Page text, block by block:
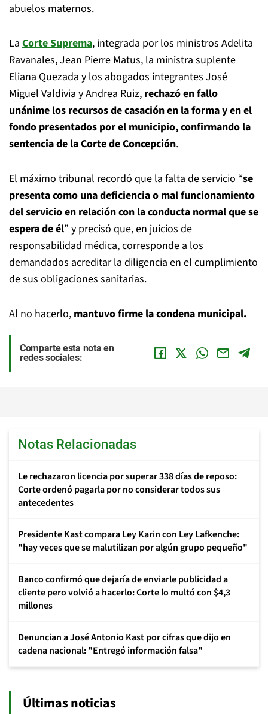
abuelos maternos.
La Corte Suprema, integrada por los ministros Adelita
Ravanales, Jean Pierre Matus, la ministra suplente
Eliana Quezada y los abogados integrantes José
Miguel Valdivia y Andrea Ruiz, rechazó en fallo
unánime los recursos de casación en la forma y en el
fondo presentados por el municipio, confirmando la
sentencia de la Corte de Concepción.
El máximo tribunal recordó que la falta de servicio “se
presenta como una deficiencia o mal funcionamiento
del servicio en relación con la conducta normal que se
espera de él” y precisó que, en juicios de
responsabilidad médica, corresponde a los
demandados acreditar la diligencia en el cumplimiento
de sus obligaciones sanitarias.
Al no hacerlo, mantuvo firme la condena municipal.
Comparte esta nota en
redes sociales:
Notas Relacionadas
Le rechazaron licencia por superar 338 días de reposo:
Corte ordenó pagarla por no considerar todos sus
antecedentes
Presidente Kast compara Ley Karin con Ley Lafkenche:
"hay veces que se malutilizan por algún grupo pequeño"
Banco confirmó que dejaría de enviarle publicidad a
cliente pero volvió a hacerlo: Corte lo multó con $4,3
millones
Denuncian a José Antonio Kast por cifras que dijo en
cadena nacional: "Entregó información falsa"
Últimas noticias